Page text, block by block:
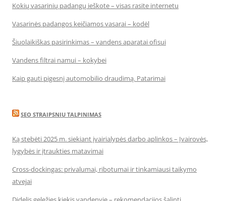
Kokių vasarinių padangų ieškote – visas rasite internetu
Vasarinės padangos keičiamos vasarai – kodėl
Šiuolaikiškas pasirinkimas – vandens aparatai ofisui
Vandens filtrai namui – kokybei
Kaip gauti pigesnį automobilio draudimą. Patarimai
SEO STRAIPSNIU TALPINIMAS
Ką stebėti 2025 m. siekiant įvairialypės darbo aplinkos – Įvairovės,
lygybės ir įtraukties matavimai
Cross-dockingas: privalumai, ribotumai ir tinkamiausi taikymo
atvejai